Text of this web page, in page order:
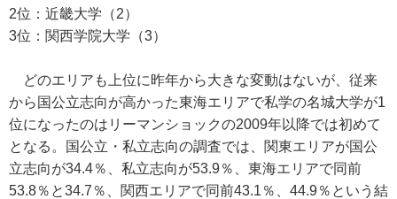
2位：近畿大学（2）
3位：関西学院大学（3）
どのエリアも上位に昨年から大きな変動はないが、従来
から国公立志向が高かった東海エリアで私学の名城大学が1
位になったのはリーマンショックの2009年以降では初めて
となる。国公立・私立志向の調査では、関東エリアが国公
立志向が34.4％、私立志向が53.9％、東海エリアで同前
53.8％と34.7％、関西エリアで同前43.1％、44.9％という結